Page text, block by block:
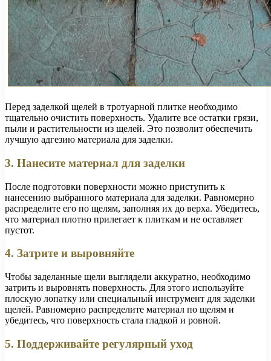
Перед заделкой щелей в тротуарной плитке необходимо
тщательно очистить поверхность. Удалите все остатки грязи,
пыли и растительности из щелей. Это позволит обеспечить
лучшую адгезию материала для заделки.
3. Нанесите материал для заделки
После подготовки поверхности можно приступить к
нанесению выбранного материала для заделки. Равномерно
распределите его по щелям, заполняя их до верха. Убедитесь,
что материал плотно прилегает к плиткам и не оставляет
пустот.
4. Затрите и выровняйте
Чтобы заделанные щели выглядели аккуратно, необходимо
затрить и выровнять поверхность. Для этого используйте
плоскую лопатку или специальный инструмент для заделки
щелей. Равномерно распределите материал по щелям и
убедитесь, что поверхность стала гладкой и ровной.
5. Поддерживайте регулярный уход